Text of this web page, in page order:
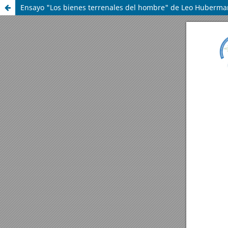
Ensayo "Los bienes terrenales del hombre" de Leo